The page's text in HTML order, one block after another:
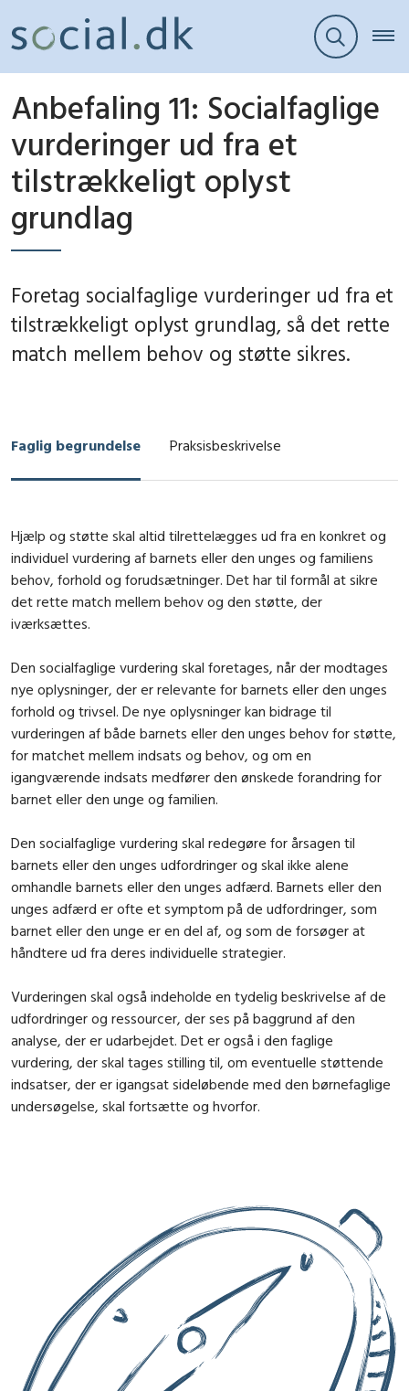
Anbefaling 11: Socialfaglige
vurderinger ud fra et
tilstrækkeligt oplyst
grundlag
Foretag socialfaglige vurderinger ud fra et
tilstrækkeligt oplyst grundlag, så det rette
match mellem behov og støtte sikres.
Faglig begrundelse Praksisbeskrivelse
Hjælp og støtte skal altid tilrettelægges ud fra en konkret og
individuel vurdering af barnets eller den unges og familiens
behov, forhold og forudsætninger. Det har til formål at sikre
det rette match mellem behov og den støtte, der
iværksættes.
Den socialfaglige vurdering skal foretages, når der modtages
nye oplysninger, der er relevante for barnets eller den unges
forhold og trivsel. De nye oplysninger kan bidrage til
vurderingen af både barnets eller den unges behov for støtte,
for matchet mellem indsats og behov, og om en
igangværende indsats medfører den ønskede forandring for
barnet eller den unge og familien.
Den socialfaglige vurdering skal redegøre for årsagen til
barnets eller den unges udfordringer og skal ikke alene
omhandle barnets eller den unges adfærd. Barnets eller den
unges adfærd er ofte et symptom på de udfordringer, som
barnet eller den unge er en del af, og som de forsøger at
håndtere ud fra deres individuelle strategier.
Vurderingen skal også indeholde en tydelig beskrivelse af de
udfordringer og ressourcer, der ses på baggrund af den
analyse, der er udarbejdet. Det er også i den faglige
vurdering, der skal tages stilling til, om eventuelle støttende
indsatser, der er igangsat sideløbende med den børnefaglige
undersøgelse, skal fortsætte og hvorfor.